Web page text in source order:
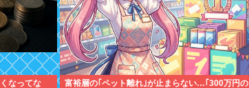
なってな
富裕層の｢ペット離れ｣が止まらない…｢300万円の